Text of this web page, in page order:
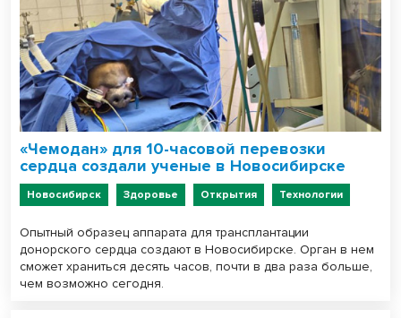
«Чемодан» для 10-часовой перевозки
сердца создали ученые в Новосибирске
Новосибирск Здоровье Открытия Технологии
Опытный образец аппарата для трансплантации
донорского сердца создают в Новосибирске. Орган в нем
сможет храниться десять часов, почти в два раза больше,
чем возможно сегодня.